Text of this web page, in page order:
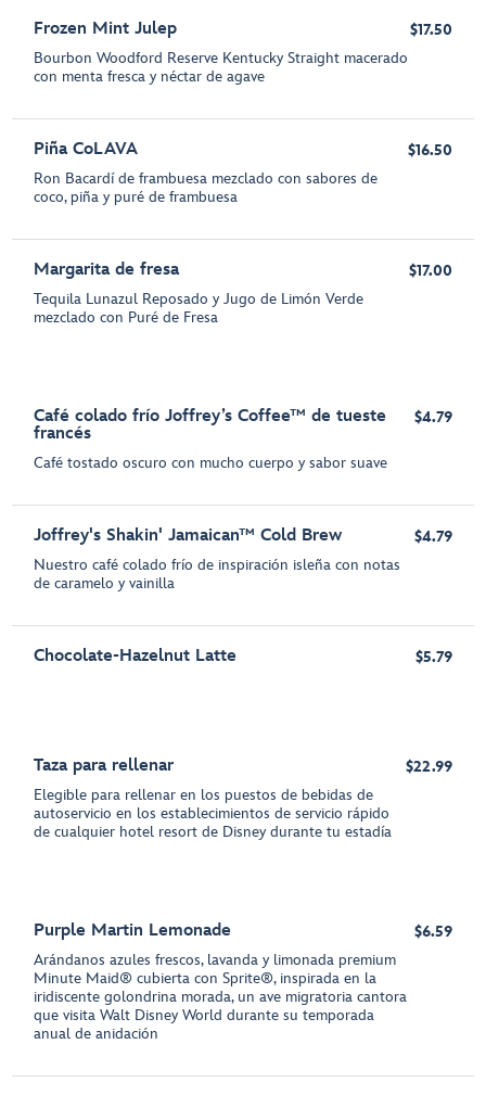
Frozen Mint Julep
Bourbon Woodford Reserve Kentucky Straight macerado
con menta fresca y néctar de agave
$17.50
Piña CoLAVA
Ron Bacardí de frambuesa mezclado con sabores de
coco, piña y puré de frambuesa
$16.50
Margarita de fresa
Tequila Lunazul Reposado y Jugo de Limón Verde
mezclado con Puré de Fresa
$17.00
Café colado frío Joffrey’s Coffee™ de tueste
francés
Café tostado oscuro con mucho cuerpo y sabor suave
$4.79
Joffrey's Shakin' Jamaican™ Cold Brew
Nuestro café colado frío de inspiración isleña con notas
de caramelo y vainilla
$4.79
Chocolate-Hazelnut Latte $5.79
Taza para rellenar
Elegible para rellenar en los puestos de bebidas de
autoservicio en los establecimientos de servicio rápido
de cualquier hotel resort de Disney durante tu estadía
$22.99
Purple Martin Lemonade
Arándanos azules frescos, lavanda y limonada premium
Minute Maid® cubierta con Sprite®, inspirada en la
iridiscente golondrina morada, un ave migratoria cantora
que visita Walt Disney World durante su temporada
anual de anidación
$6.59